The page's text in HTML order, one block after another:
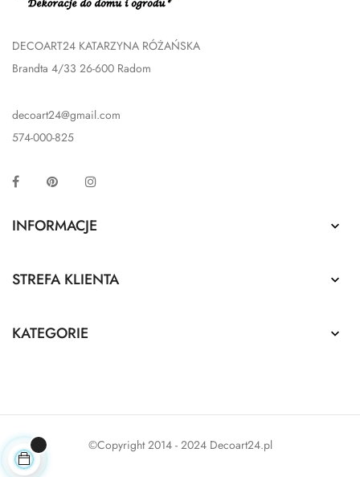
DECOART24 KATARZYNA RÓŻAŃSKA
Brandta 4/33 26-600 Radom
decoart24@gmail.com
574-000-825
Facebook Pinterest
INFORMACJE 
STREFA KLIENTA 
KATEGORIE 
©Copyright 2014 - 2024 Decoart24.pl